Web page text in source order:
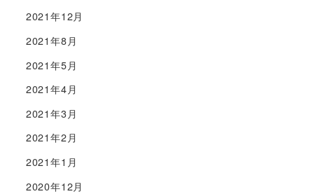
2021年12月
2021年8月
2021年5月
2021年4月
2021年3月
2021年2月
2021年1月
2020年12月